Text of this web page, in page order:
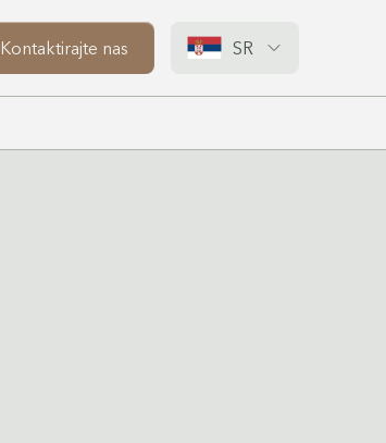
Kontaktirajte nas SR